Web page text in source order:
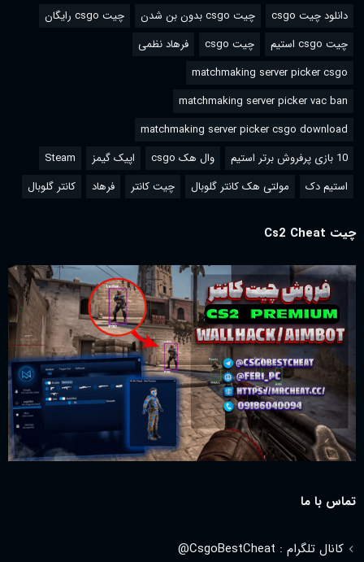
دانلود چیت csgo چیت csgo بدون بن شدن
چیت csgo رایگان
چیت csgo استیم
چیت csgo
فرهاد نظمی
matchmaking server picker csgo
matchmaking server picker vac ban
matchmaking server picker csgo download
10 بازی پرفروش برتر استیم
وال هک csgo اپیک گیمز
Steam
استیم دک
مولتی هک کانتر گلوبال چیت کانتر فرهاد کانتر گلوبال
چیت Cs2 Cheat
تماس با ما
کانال تلگرام : CsgoBestCheat@